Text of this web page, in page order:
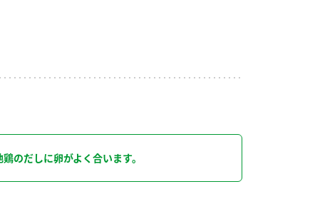
のだしに卵がよく合います。